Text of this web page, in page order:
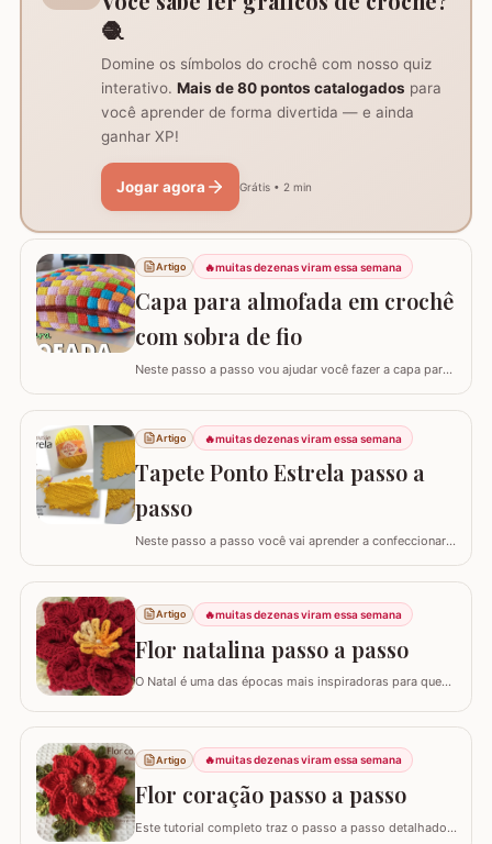
🧶
Domine os símbolos do crochê com nosso quiz
interativo. Mais de 80 pontos catalogados para
você aprender de forma divertida — e ainda
ganhar XP!
Jogar agora Grátis • 2 min
Artigo 🔥muitas dezenas viram essa semana
Capa para almofada em crochê
com sobra de fio
Neste passo a passo vou ajudar você fazer a capa para
passo a passo do tapete, mas desta vez vou mostrar
como é super fácil fazer um modelo quadrado com as
bordas retas. O passo a passo está bem detalhado,
mas se sentir alguma dificuldade deixe um…
Artigo 🔥muitas dezenas viram essa semana
Tapete Ponto Estrela passo a
passo
Neste passo a passo você vai aprender a confeccionar
Maxcolor (400g/452 metros). Quem trabalha com este
fio com certeza sabe que a qualidade é indiscutível. É
mais durável e possui cores vibrantes deixando
agregando ainda mais valor em nossas…
Artigo 🔥muitas dezenas viram essa semana
Flor natalina passo a passo
O Natal é uma das épocas mais inspiradoras para quem
uma criação belíssima da artesã Shirley Lucimar, que
gentilmente compartilhou seu…
Artigo 🔥muitas dezenas viram essa semana
Flor coração passo a passo
Este tutorial completo traz o passo a passo detalhado